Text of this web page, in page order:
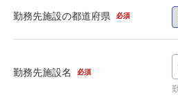
勤務先施設の都道府県 必須
勤務先施設名 必須